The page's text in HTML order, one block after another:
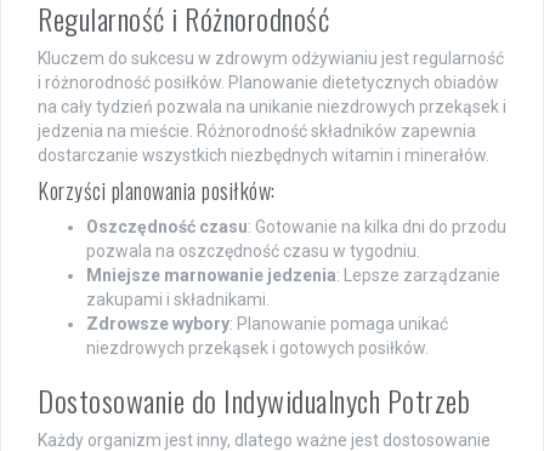
Regularność i Różnorodność
Kluczem do sukcesu w zdrowym odżywianiu jest regularność
i różnorodność posiłków. Planowanie dietetycznych obiadów
na cały tydzień pozwala na unikanie niezdrowych przekąsek i
jedzenia na mieście. Różnorodność składników zapewnia
dostarczanie wszystkich niezbędnych witamin i minerałów.
Korzyści planowania posiłków:
Oszczędność czasu: Gotowanie na kilka dni do przodu
pozwala na oszczędność czasu w tygodniu.
Mniejsze marnowanie jedzenia: Lepsze zarządzanie
zakupami i składnikami.
Zdrowsze wybory: Planowanie pomaga unikać
niezdrowych przekąsek i gotowych posiłków.
Dostosowanie do Indywidualnych Potrzeb
Każdy organizm jest inny, dlatego ważne jest dostosowanie